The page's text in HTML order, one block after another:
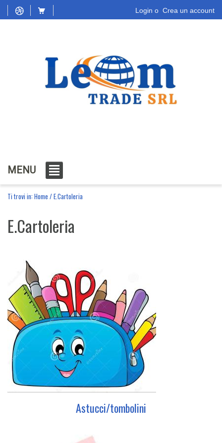
Login o Crea un account
MENU
Ti trovi in: Home /E.Cartoleria
E.Cartoleria
Astucci/tombolini